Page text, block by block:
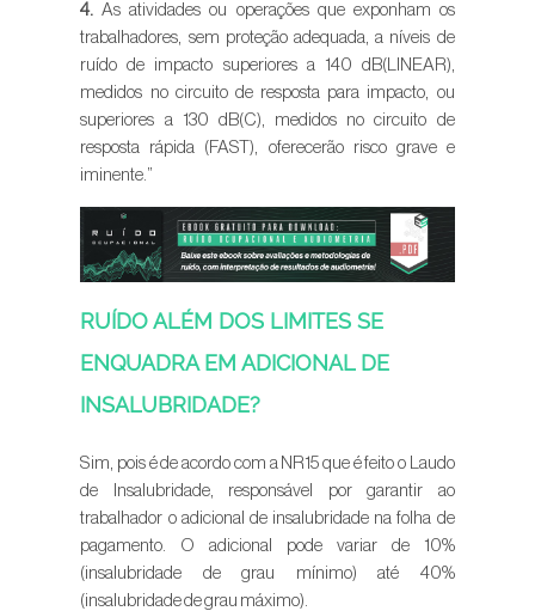
4. As atividades ou operações que exponham os
trabalhadores, sem proteção adequada, a níveis de
ruído de impacto superiores a 140 dB(LINEAR),
medidos no circuito de resposta para impacto, ou
superiores a 130 dB(C), medidos no circuito de
resposta rápida (FAST), oferecerão risco grave e
iminente.”
RUÍDO ALÉM DOS LIMITES SE
ENQUADRA EM ADICIONAL DE
INSALUBRIDADE?
Sim, pois é de acordo com a NR15 que é feito o Laudo
de Insalubridade, responsável por garantir ao
trabalhador o adicional de insalubridade na folha de
pagamento. O adicional pode variar de 10%
(insalubridade de grau mínimo) até 40%
(insalubridade de grau máximo).